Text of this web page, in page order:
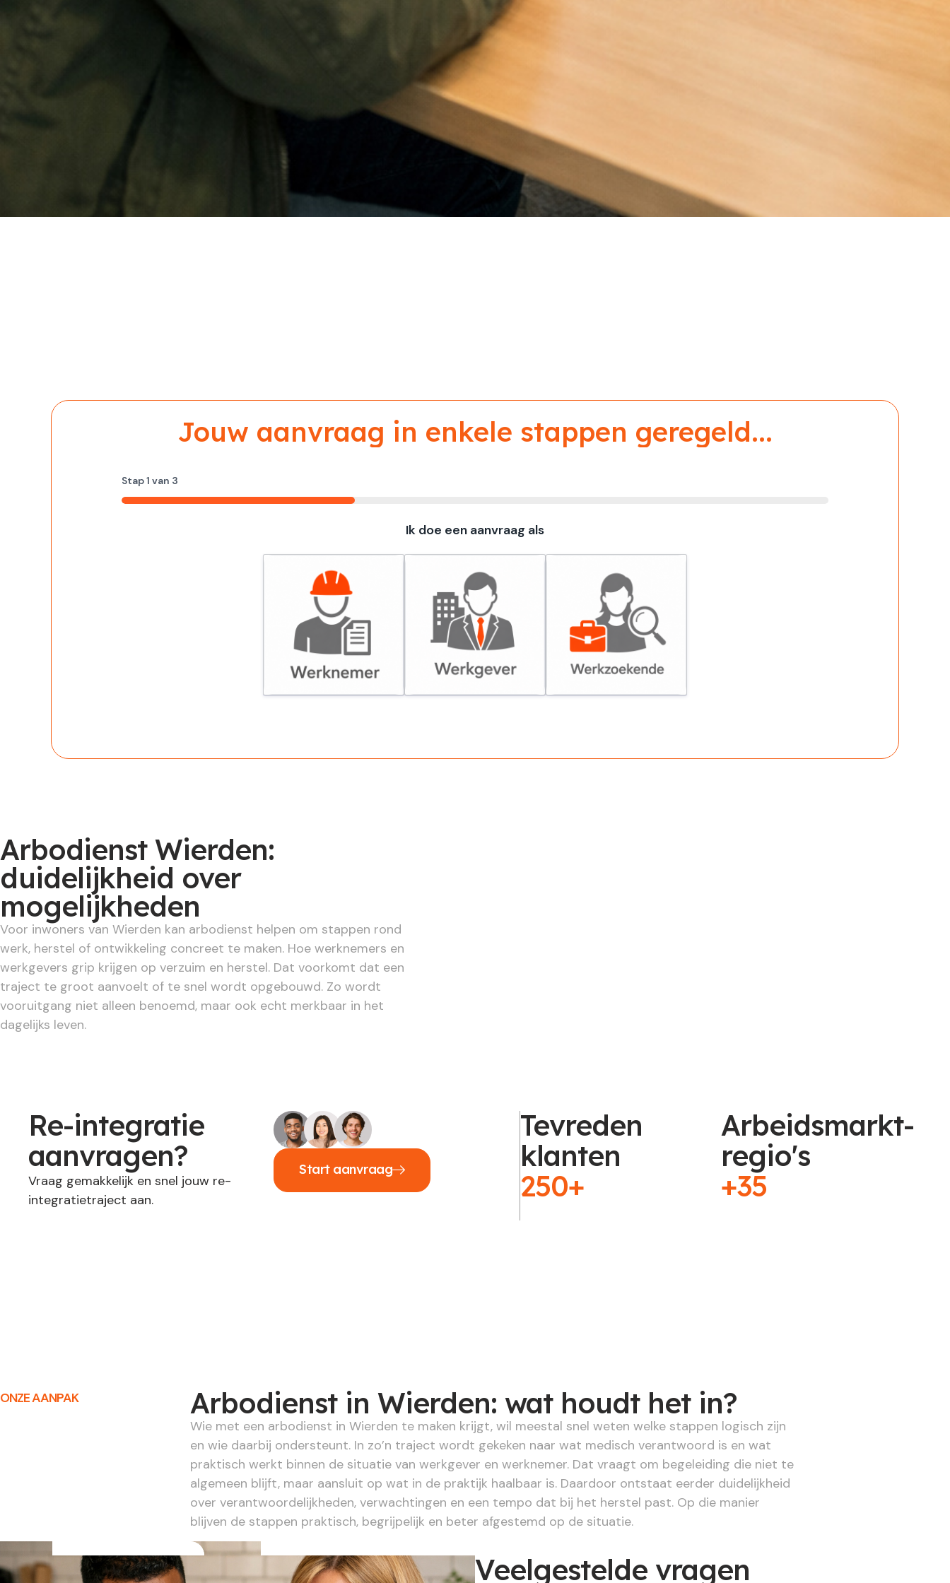
Jouw aanvraag in enkele stappen geregeld...
Stap1 van 3
33%
Ik doe een aanvraag als
Werknemer Werkgever Werkzoekende
Arbodienst Wierden:
duidelijkheid over
mogelijkheden
Voor inwoners van Wierden kan arbodienst helpen om stappen rond
werk, herstel of ontwikkeling concreet te maken. Hoe werknemers en
werkgevers grip krijgen op verzuim en herstel. Dat voorkomt dat een
traject te groot aanvoelt of te snel wordt opgebouwd. Zo wordt
vooruitgang niet alleen benoemd, maar ook echt merkbaar in het
dagelijks leven.
Re-integratie
aanvragen?
Vraag gemakkelijk en snel jouw re-
integratietraject aan.
Start aanvraag
Tevreden
klanten
250+
Arbeidsmarkt-
regio's
+35
ONZE AANPAK Arbodienst in Wierden: wat houdt het in?
Wie met een arbodienst in Wierden te maken krijgt, wil meestal snel weten welke stappen logisch zijn
en wie daarbij ondersteunt. In zo’n traject wordt gekeken naar wat medisch verantwoord is en wat
praktisch werkt binnen de situatie van werkgever en werknemer. Dat vraagt om begeleiding die niet te
algemeen blijft, maar aansluit op wat in de praktijk haalbaar is. Daardoor ontstaat eerder duidelijkheid
over verantwoordelijkheden, verwachtingen en een tempo dat bij het herstel past. Op die manier
blijven de stappen praktisch, begrijpelijk en beter afgestemd op de situatie.
Veelgestelde vragen